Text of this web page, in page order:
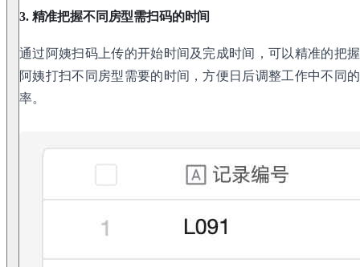
3. 精准把握不同房型需扫码的时间
通过阿姨扫码上传的开始时间及完成时间，可以精准的把
阿姨打扫不同房型需要的时间，方便日后调整工作中不同
率。